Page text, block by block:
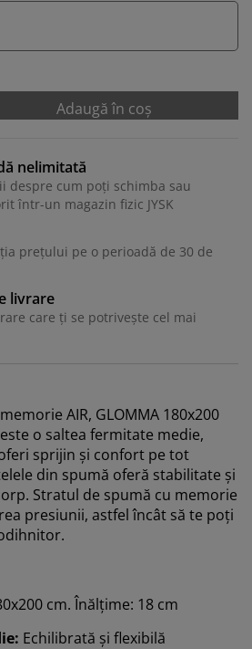
Adaugă în coș
nelimitată
despre cum poți schimba sau
într-un magazin fizic JYSK
prețului pe o perioadă de 30 de
livrare
care ți se potrivește cel mai
AIR, GLOMMA 180x200
o saltea fermitate medie,
sprijin și confort pe tot
din spumă oferă stabilitate și
Stratul de spumă cu memorie
presiunii, astfel încât să te poți
cm. Înălțime: 18 cm
Echilibrată și flexibilă